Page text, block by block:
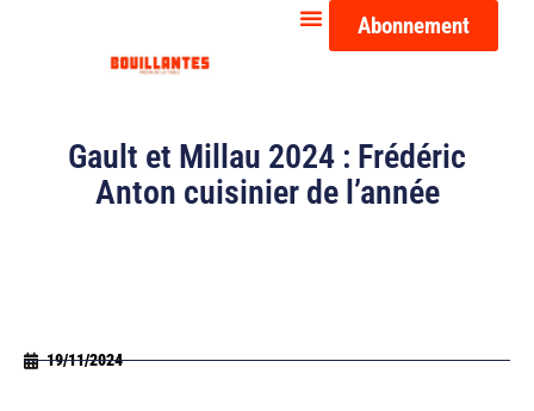
Abonnement
Gault et Millau 2024 : Frédéric
Anton cuisinier de l’année
19/11/2024